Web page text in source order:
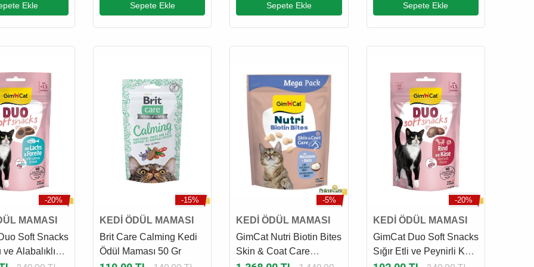
Ekle Sepete Ekle Sepete Ekle Sepete Ekle
-20%
MAMASI
Soft Snacks
Alabalıklı
-15%
KEDİ ÖDÜL MAMASI
Brit Care Calming Kedi
Ödül Maması 50 Gr
-5%
KEDİ ÖDÜL MAMASI
GimCat Nutri Biotin Bites
Skin & Coat Care
-20%
KEDİ ÖDÜL MAMASI
GimCat Duo Soft Snacks
Sığır Etli ve Peynirli Kedi